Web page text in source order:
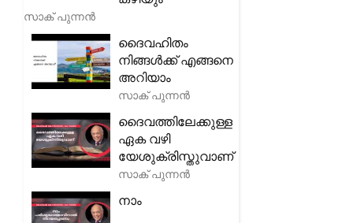
സാക് പുന്നൻ
ദൈവഹിതം
നിങ്ങൾക്ക് എങ്ങനെ
അറിയാം
സാക് പുന്നൻ
ദൈവത്തിലേക്കുള്ള
ഏക വഴി
യേശുക്രിസ്തുവാണ്
സാക് പുന്നൻ
നാം